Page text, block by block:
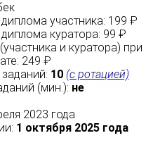
участника: 199 ₽
куратора: 99 ₽
(участника и куратора) при
249 ₽
10 (с ротацией)
(мин.): не
2023 года
1 октября 2025 года